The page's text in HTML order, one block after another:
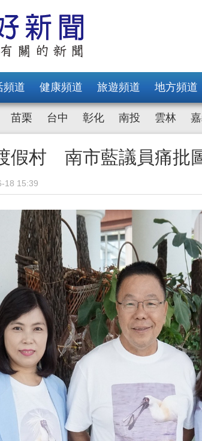
頻道 健康頻道 旅遊頻道 地方頻道
苗栗 台中 彰化 南投 雲林
假村 南市藍議員痛批
18 15:39